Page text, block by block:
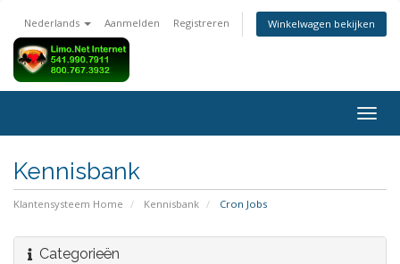
Nederlands Aanmelden Registreren Winkelwagen bekijken
in-/
Kennisbank
Klantensysteem Home Kennisbank Cron Jobs
Categorieën